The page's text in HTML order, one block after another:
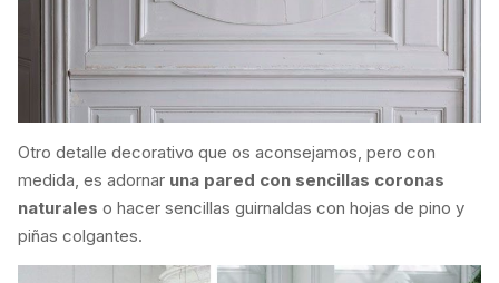
Otro detalle decorativo que os aconsejamos, pero con
medida, es adornar una pared con sencillas coronas
naturales o hacer sencillas guirnaldas con hojas de pino y
piñas colgantes.